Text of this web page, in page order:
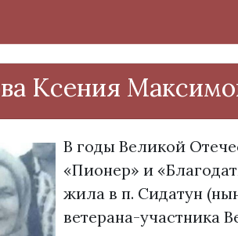
Ксения
В годы Великой
«Пионер» и
жила в п. Сидатун
ветерана-участника